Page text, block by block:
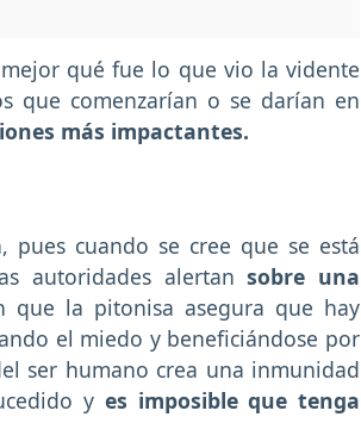
qué fue lo que vio la vidente
que comenzarían o se darían en
más impactantes.
pues cuando se cree que se está
autoridades alertansobre una
que la pitonisa asegura que hay
el miedo y beneficiándose por
ser humano crea una inmunidad
y es imposible que tenga